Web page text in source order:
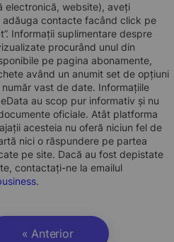
electronică, website), aveți
adăuga contacte facând click pe
Informații suplimentare despre
procurând unul din
pe pagina abonamente,
având un anumit set de opțiuni
vast de date. Informațiile
au scop pur informativ și nu
oficiale. Atât platforma
acesteia nu oferă niciun fel de
nici o răspundere pe partea
pe site. Dacă au fost depistate
contactați-ne la emailul
.
« Anterior